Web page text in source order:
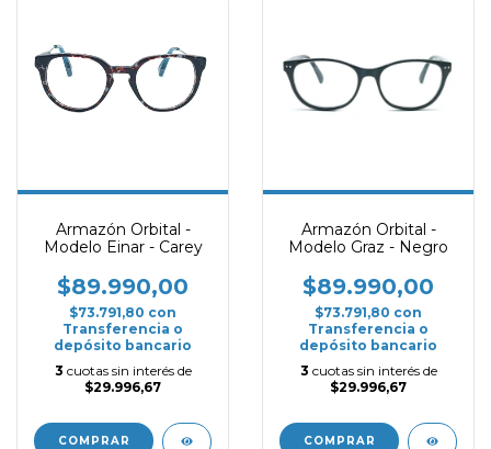
Armazón Orbital -
Modelo Einar - Carey
$89.990,00
$73.791,80 con
Transferencia o
depósito bancario
3 cuotas sin interés de
$29.996,67
COMPRAR
Armazón Orbital -
Modelo Graz - Negro
$89.990,00
$73.791,80 con
Transferencia o
depósito bancario
3 cuotas sin interés de
$29.996,67
COMPRAR